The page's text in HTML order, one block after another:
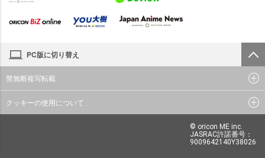
PC版に切り替え
禁無断複写転載
クッキーの使用について
© oricon ME inc.
JASRAC許諾番号：
9009642140Y38026